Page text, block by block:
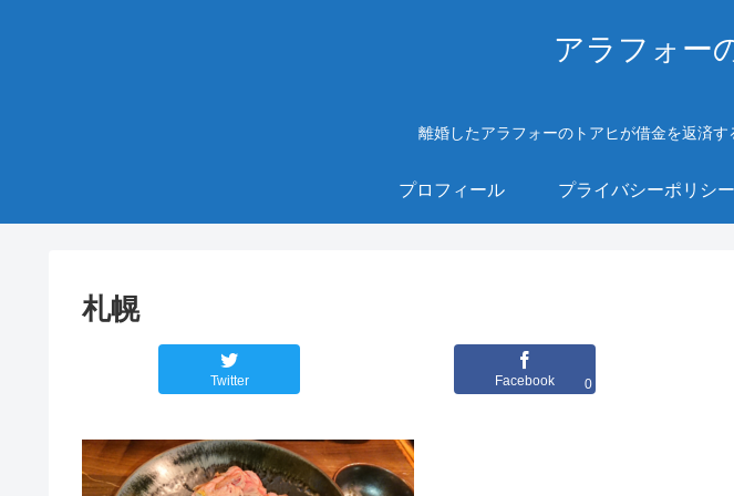
アラフォー
離婚したアラフォーのトアヒが借金を返済
プロフィール プライバシーポリシー
札幌
Twitter Facebook 0